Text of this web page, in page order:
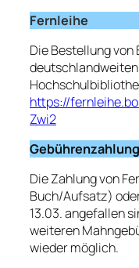
Fernleihe
Die Bestellung
https://
Zwi2
Gebührenzahlung
Die Zahlung von
Buch/Aufsatz)
13.03. angefallen
weiteren
wieder möglich.